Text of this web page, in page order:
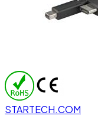
STARTECH.COM